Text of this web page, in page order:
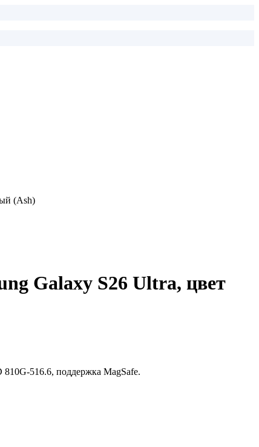
(Ash)
Galaxy S26 Ultra, цвет
516.6, поддержка MagSafe.